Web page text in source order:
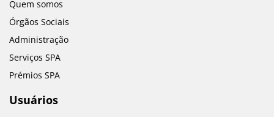
Quem somos
Órgãos Sociais
Administração
Serviços SPA
Prémios SPA
Usuários